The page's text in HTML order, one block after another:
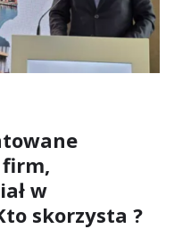
w
skorzysta ?